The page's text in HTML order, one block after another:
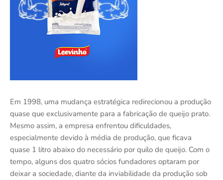
Em 1998, uma mudança estratégica redirecionou a produção
quase que exclusivamente para a fabricação de queijo prato.
Mesmo assim, a empresa enfrentou dificuldades,
especialmente devido à média de produção, que ficava
quase 1 litro abaixo do necessário por quilo de queijo. Com o
tempo, alguns dos quatro sócios fundadores optaram por
deixar a sociedade, diante da inviabilidade da produção sob